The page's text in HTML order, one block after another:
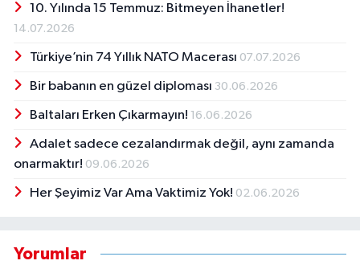
10. Yılında 15 Temmuz: Bitmeyen İhanetler!
14.07.2026
Türkiye’nin 74 Yıllık NATO Macerası 07.07.2026
Bir babanın en güzel diploması 30.06.2026
Baltaları Erken Çıkarmayın! 16.06.2026
Adalet sadece cezalandırmak değil, aynı zamanda
onarmaktır! 09.06.2026
Her Şeyimiz Var Ama Vaktimiz Yok! 02.06.2026
Yorumlar